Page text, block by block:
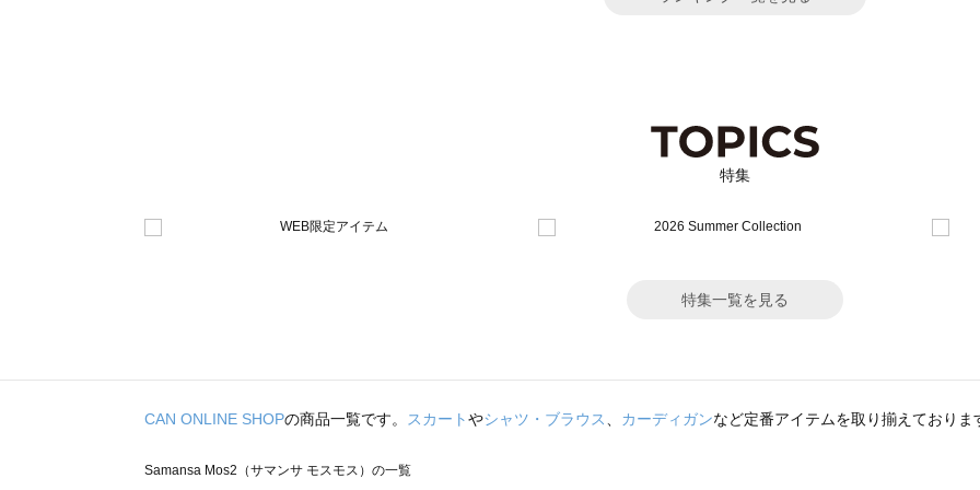
特集
特集一覧を見る
CAN ONLINE SHOPの商品一覧です。 スカートやシャツ・ブラウス、 カーディガンなど定番アイテムを取り揃えておりま
Samansa Mos2（サマンサ モスモス）の一覧